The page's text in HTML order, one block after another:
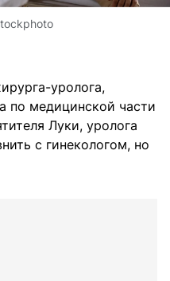
уролога,
по медицинской части
Луки, уролога
с гинекологом, но